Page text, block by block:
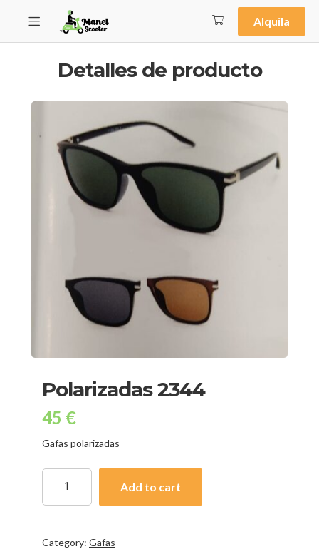
Alquila
Detalles de producto
Polarizadas 2344
45 €
Gafas polarizadas
Add to cart
Category: Gafas